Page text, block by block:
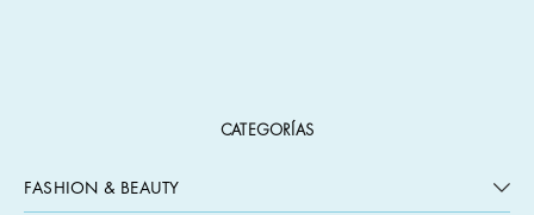
CATEGORÍAS
FASHION & BEAUTY